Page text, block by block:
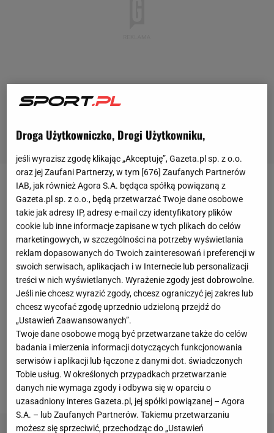
KarieraPaula Pogbyma specyficzny przebieg.
Francuz trafił w 2012 roku do Juventusu dlatego, że
gdy był jeszcze niechcianym w Manchesterze
talentem,to jego agent Mino Raiola naciskał na
United, aby zapewniły pomocnikowi suty - jak na
jego wiek - kontrakt. Manchester odmówił, więc
Raiola związał Pogbę na zasadzie wolnegotransferu
z Juventusem. Po czterech zdobytych
mistrzostwach Włoch Francuz został wykupiony
przez Manchester za ponad 105 milionów euro. 30
maja wygasła jego umowa z United
i wszystko
wskazuje, żePogbaznów przeniesie się do Turynu.
Droga Użytkowniczko, Drogi Użytkowniku,
jeśli wyrazisz zgodę klikając „Akceptuję”, Gazeta.pl sp. z o.o.
oraz jej Zaufani Partnerzy, w tym [676] Zaufanych Partnerów
IAB, jak również Agora S.A. będąca spółką powiązaną z
Gazeta.pl sp. z o.o., będą przetwarzać Twoje dane osobowe
takie jak adresy IP, adresy e-mail czy identyfikatory plików
cookie lub inne informacje zapisane w tych plikach do celów
marketingowych, w szczególności na potrzeby wyświetlania
reklam dopasowanych do Twoich zainteresowań i preferencji w
swoich serwisach, aplikacjach i w Internecie lub personalizacji
treści w nich wyświetlanych. Wyrażenie zgody jest dobrowolne.
Jeśli nie chcesz wyrazić zgody, chcesz ograniczyć jej zakres lub
chcesz wycofać zgodę uprzednio udzieloną przejdź do
„Ustawień Zaawansowanych”.
Twoje dane osobowe mogą być przetwarzane także do celów
badania i mierzenia informacji dotyczących funkcjonowania
serwisów i aplikacji lub łączone z danymi dot. świadczonych
Tobie usług. W określonych przypadkach przetwarzanie
danych nie wymaga zgody i odbywa się w oparciu o
uzasadniony interes Gazeta.pl, jej spółki powiązanej – Agora
S.A. – lub Zaufanych Partnerów. Takiemu przetwarzaniu
możesz się sprzeciwić, przechodząc do „Ustawień